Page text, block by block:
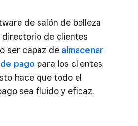
de salón de belleza
directorio de clientes
ser capaz de almacenar
pago para los clientes
hace que todo el
sea fluido y eficaz.